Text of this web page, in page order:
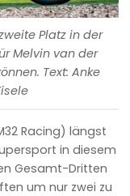
Platz in der
Melvin van der
Text: Anke
Racing) längst
in diesem
Gesamt-Dritten
um nur zwei zu